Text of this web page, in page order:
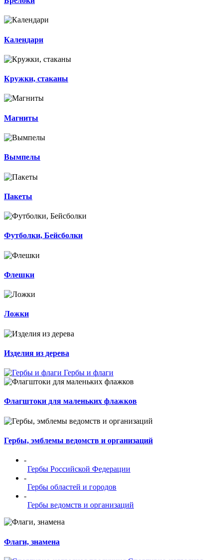
Календари
Кружки, стаканы
Магниты
Вымпелы
Пакеты
Футболки, Бейсболки
Флешки
Ложки
Изделия из дерева
Гербы и флаги
Флагштоки для маленьких флажков
Гербы, эмблемы ведомств и организаций
-
Гербы Российской Федерации
-
Гербы областей и городов
-
Гербы ведомств и организаций
Флаги, знамена